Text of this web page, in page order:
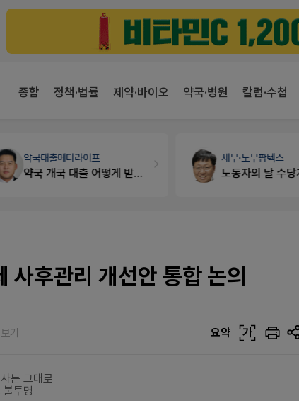
종합 정책·법률 제약·바이오 약국·병원 칼럼·수첩
약국대출메디라이프
약국 개국 대출 어떻게 받아야할지 어렵습니다
세무·노무팜텍스
사후관리 개선안 통합 논의
기 요약 가
는 그대로
투명